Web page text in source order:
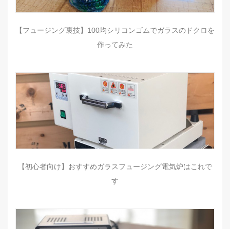
【フュージング裏技】100均シリコンゴムでガラスのドクロを
作ってみた
【初心者向け】おすすめガラスフュージング電気炉はこれで
す